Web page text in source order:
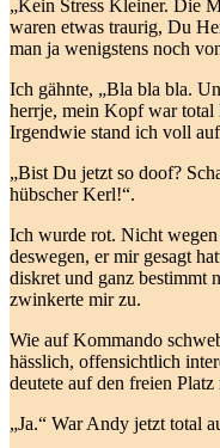
„Kein Stress Kleiner. Die
waren etwas traurig, Du
man ja wenigstens noch
Ich gähnte, „Bla bla bla.
herrje, mein Kopf war total
Irgendwie stand ich voll
„Bist Du jetzt so doof?
hübscher Kerl!“.
Ich wurde rot. Nicht
deswegen, er mir gesagt
diskret und ganz bestimmt
zwinkerte mir zu.
Wie auf Kommando
hässlich, offensichtlich
deutete auf den freien Platz
„Ja.“ War Andy jetzt total